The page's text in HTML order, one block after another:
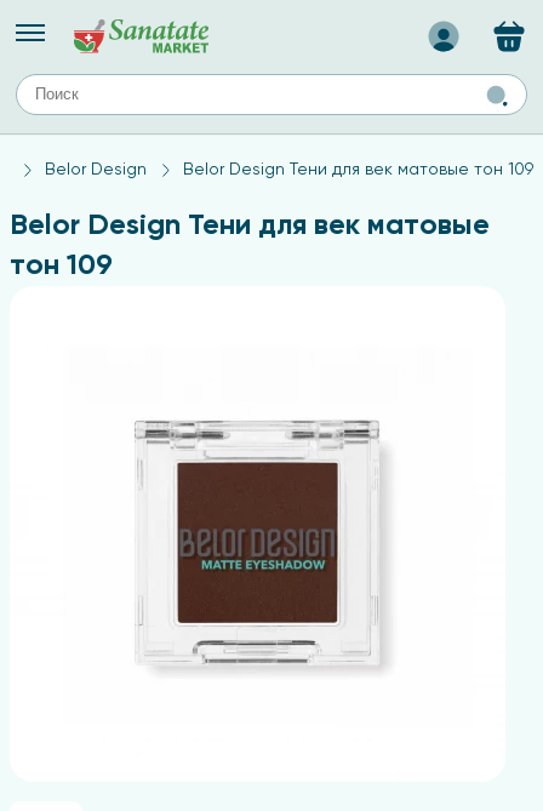
лица
Назад
ТИПЫ КОЖИ
Средства для комбинированной кожи
Средства для проблемной кожи
Belor Design Belor Design Тени для век матовые тон 109
Belor Design Тени для век матовые
тон 109